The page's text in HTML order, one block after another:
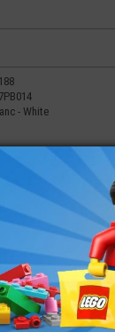
- White
produits
LEGO® ACCESSOIRE
MINI-FIGURINE
TORSE IMPRIMÉE
(5Q)
2,99€